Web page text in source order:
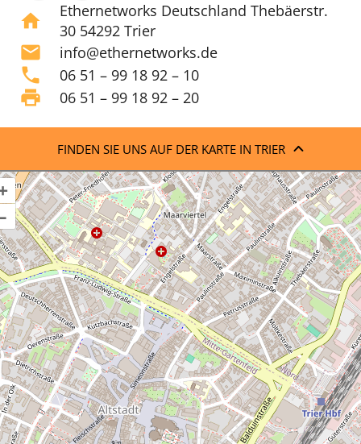
home
Ethernetworks Deutschland Thebäerstr.
30 54292 Trier
mail info@ethernetworks.de
phone 06 51 – 99 18 92 – 10
print 06 51 – 99 18 92 – 20
FINDEN SIE UNS AUF DER KARTE IN TRIER